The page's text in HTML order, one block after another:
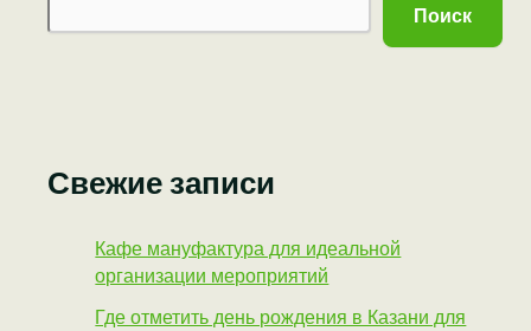
Поиск
Свежие записи
Кафе мануфактура для идеальной
организации мероприятий
Где отметить день рождения в Казани для